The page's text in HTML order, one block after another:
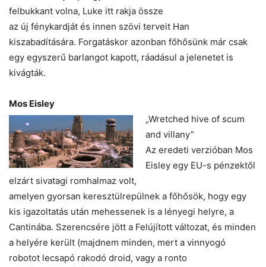
felbukkant volna, Luke itt rakja össze
az új fénykardját és innen szövi terveit Han
kiszabadítására. Forgatáskor azonban főhősünk már csak
egy egyszerű barlangot kapott, ráadásul a jelenetet is
kivágták.
Mos Eisley
„Wretched hive of scum
and villany”
Az eredeti verzióban Mos
Eisley egy EU-s pénzektől
elzárt sivatagi romhalmaz volt,
amelyen gyorsan keresztülrepülnek a főhősök, hogy egy
kis igazoltatás után mehessenek is a lényegi helyre, a
Cantinába. Szerencsére jött a Felújított változat, és minden
a helyére került (majdnem minden, mert a vinnyogó
robotot lecsapó rakodó droid, vagy a ronto